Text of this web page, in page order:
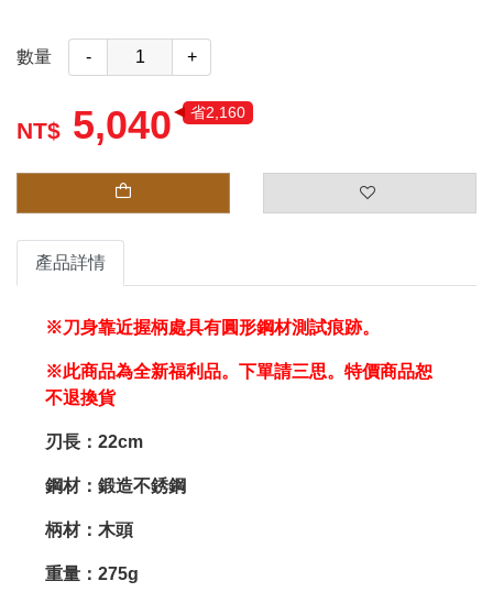
數量 - +
5,040 省2,160
產品詳情
※刀身靠近握柄處具有圓形鋼材測試痕跡。
※此商品為全新福利品。下單請三思。特價商品恕
不退換貨
刃長：22cm
鋼材：鍛造不銹鋼
柄材：木頭
重量：275g